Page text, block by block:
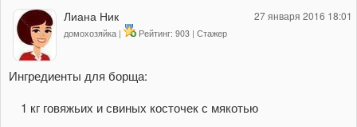
27 января 2016 18:01
Лиана Ник
домохозяйка | Рейтинг: 903 | Стажер
Ингредиенты для борща:
1 кг говяжьих и свиных косточек с мякотью